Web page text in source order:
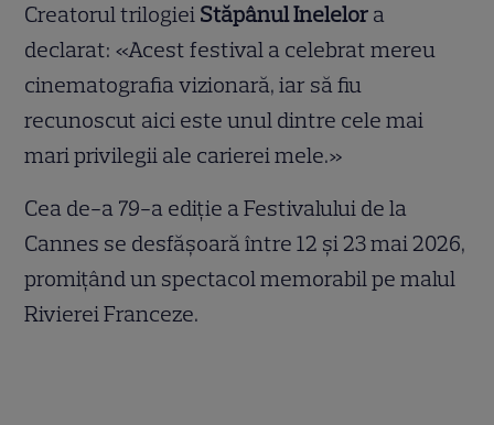
Creatorul trilogiei Stăpânul Inelelor a
declarat: «Acest festival a celebrat mereu
cinematografia vizionară, iar să fiu
recunoscut aici este unul dintre cele mai
mari privilegii ale carierei mele.»
Cea de-a 79-a ediție a Festivalului de la
Cannes se desfășoară între 12 și 23 mai 2026,
promițând un spectacol memorabil pe malul
Rivierei Franceze.